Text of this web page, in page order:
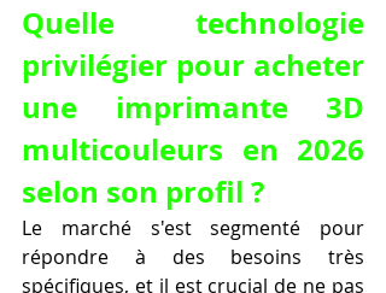
Quelle technologie
privilégier pour acheter
une imprimante 3D
multicouleurs en 2026
selon son profil ?
Le marché s'est segmenté pour
répondre à des besoins très
spécifiques, et il est crucial de ne pas